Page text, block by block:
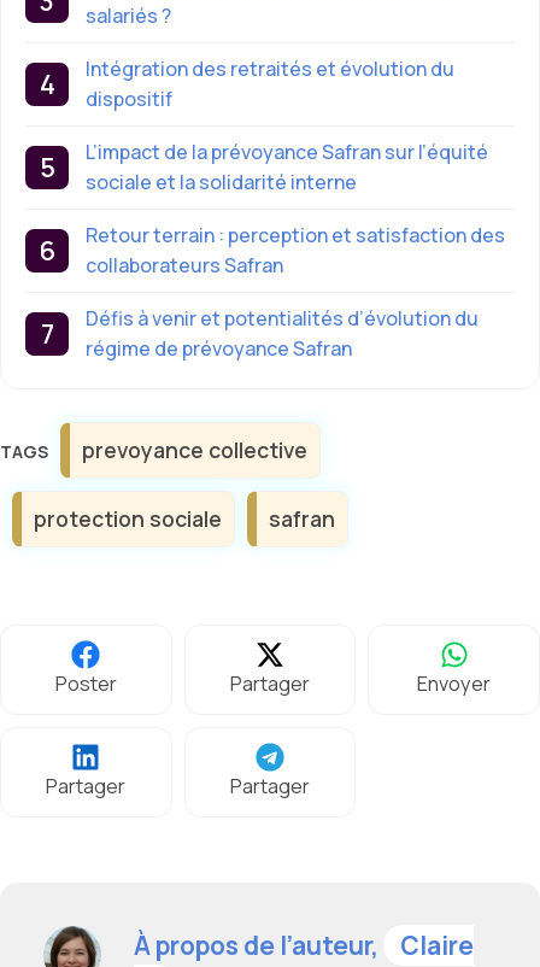
salariés ?
Intégration des retraités et évolution du
dispositif
L’impact de la prévoyance Safran sur l’équité
sociale et la solidarité interne
Retour terrain : perception et satisfaction des
collaborateurs Safran
Défis à venir et potentialités d’évolution du
régime de prévoyance Safran
Étiquettes
prevoyance collective
protection sociale safran
Poster Partager Envoyer
Partager Partager
À propos de l’auteur,
Claire